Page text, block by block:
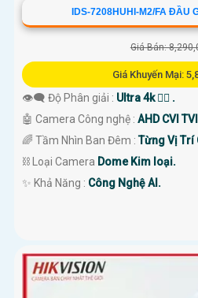
IDS-7208HUHI-M2/FA ĐẦU
Giá Bán:
Giá Khuyến Mại:
👁️‍🗨 Độ Phân giải : Ultra 4k 👍🏾 .
🤖️ Camera Công nghệ : AHD CVI
🌈 Tầm Nhìn Ban Đêm :Từng Vị Trí
⛓ Loại Camera Dome Kim loại.
️✨ Khả Năng : Công Nghệ AI.